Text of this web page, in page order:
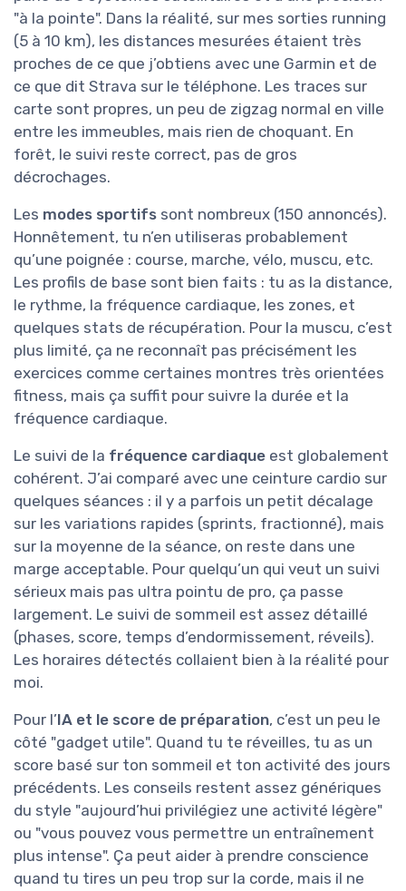
"à la pointe". Dans la réalité, sur mes sorties running
(5 à 10 km), les distances mesurées étaient très
proches de ce que j’obtiens avec une Garmin et de
ce que dit Strava sur le téléphone. Les traces sur
carte sont propres, un peu de zigzag normal en ville
entre les immeubles, mais rien de choquant. En
forêt, le suivi reste correct, pas de gros
décrochages.
Les modes sportifs sont nombreux (150 annoncés).
Honnêtement, tu n’en utiliseras probablement
qu’une poignée : course, marche, vélo, muscu, etc.
Les profils de base sont bien faits : tu as la distance,
le rythme, la fréquence cardiaque, les zones, et
quelques stats de récupération. Pour la muscu, c’est
plus limité, ça ne reconnaît pas précisément les
exercices comme certaines montres très orientées
fitness, mais ça suffit pour suivre la durée et la
fréquence cardiaque.
Le suivi de la fréquence cardiaque est globalement
cohérent. J’ai comparé avec une ceinture cardio sur
quelques séances : il y a parfois un petit décalage
sur les variations rapides (sprints, fractionné), mais
sur la moyenne de la séance, on reste dans une
marge acceptable. Pour quelqu’un qui veut un suivi
sérieux mais pas ultra pointu de pro, ça passe
largement. Le suivi de sommeil est assez détaillé
(phases, score, temps d’endormissement, réveils).
Les horaires détectés collaient bien à la réalité pour
moi.
Pour l’IA et le score de préparation, c’est un peu le
côté "gadget utile". Quand tu te réveilles, tu as un
score basé sur ton sommeil et ton activité des jours
précédents. Les conseils restent assez génériques
du style "aujourd’hui privilégiez une activité légère"
ou "vous pouvez vous permettre un entraînement
plus intense". Ça peut aider à prendre conscience
quand tu tires un peu trop sur la corde, mais il ne